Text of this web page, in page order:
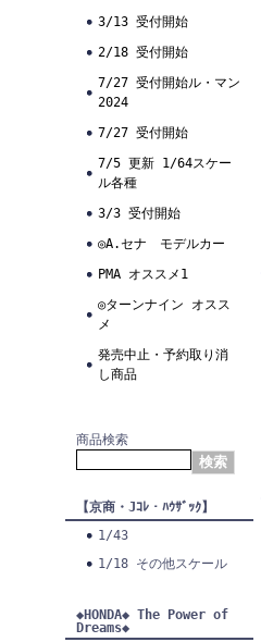
3/13 受付開始
2/18 受付開始
7/27 受付開始ル・マン
2024
7/27 受付開始
7/5 更新 1/64スケー
ル各種
3/3 受付開始
◎A.セナ モデルカー
PMA オススメ1
◎ターンナイン オスス
メ
発売中止・予約取り消
し商品
商品検索
【京商・Jｺﾚ・ﾊｳｻﾞｯｸ】
1/43
1/18 その他スケール
◆HONDA◆ The Power of
Dreams◆